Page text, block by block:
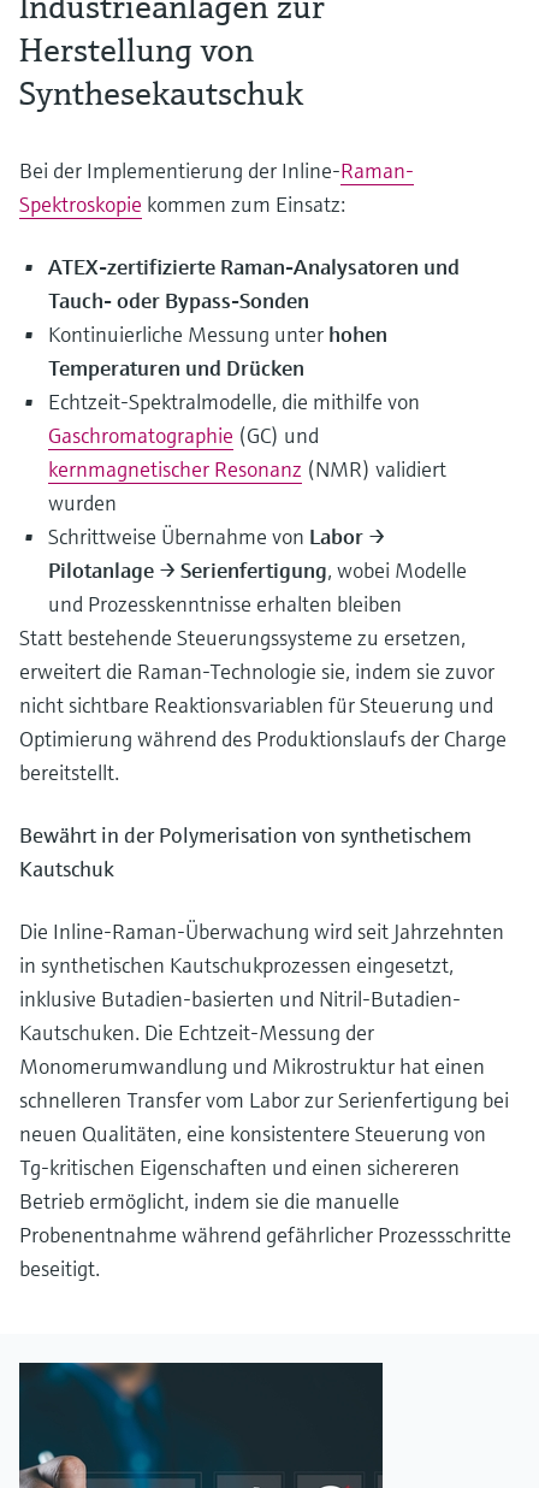
Herstellung von
Synthesekautschuk
Bei der Implementierung der Inline-Raman-
Spektroskopie kommen zum Einsatz:
ATEX‑zertifizierte Raman-Analysatoren und
Tauch- oder Bypass-Sonden
Kontinuierliche Messung unter hohen
Temperaturen und Drücken
Echtzeit-Spektralmodelle, die mithilfe von
Gaschromatographie (GC) und
kernmagnetischer Resonanz (NMR) validiert
wurden
Schrittweise Übernahme von Labor →
Pilotanlage → Serienfertigung, wobei Modelle
und Prozesskenntnisse erhalten bleiben
Statt bestehende Steuerungssysteme zu ersetzen,
erweitert die Raman-Technologie sie, indem sie zuvor
nicht sichtbare Reaktionsvariablen für Steuerung und
Optimierung während des Produktionslaufs der Charge
bereitstellt.
Bewährt in der Polymerisation von synthetischem
Kautschuk
Die Inline-Raman-Überwachung wird seit Jahrzehnten
in synthetischen Kautschukprozessen eingesetzt,
inklusive Butadien‑basierten und Nitril‑Butadien-
Kautschuken. Die Echtzeit-Messung der
Monomerumwandlung und Mikrostruktur hat einen
schnelleren Transfer vom Labor zur Serienfertigung bei
neuen Qualitäten, eine konsistentere Steuerung von
Tg‑kritischen Eigenschaften und einen sichereren
Betrieb ermöglicht, indem sie die manuelle
Probenentnahme während gefährlicher Prozessschritte
beseitigt.